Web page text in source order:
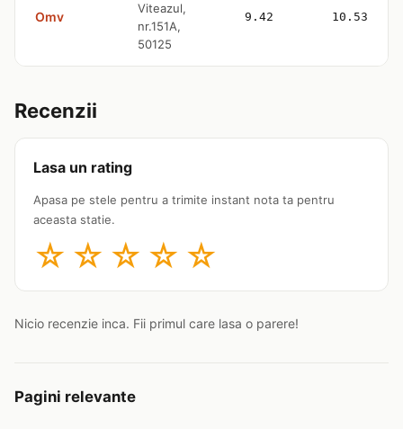
Omv
Viteazul,
nr.151A,
50125
9.42 10.53
Recenzii
Lasa un rating
Apasa pe stele pentru a trimite instant nota ta pentru
aceasta statie.
☆ ☆ ☆ ☆ ☆
Nicio recenzie inca. Fii primul care lasa o parere!
Pagini relevante